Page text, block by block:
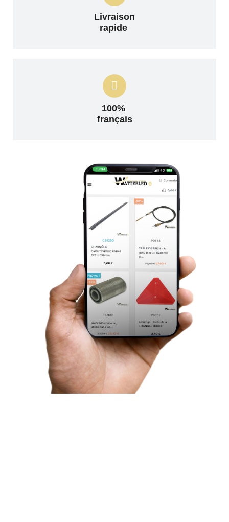
Livraison
rapide
100%
français